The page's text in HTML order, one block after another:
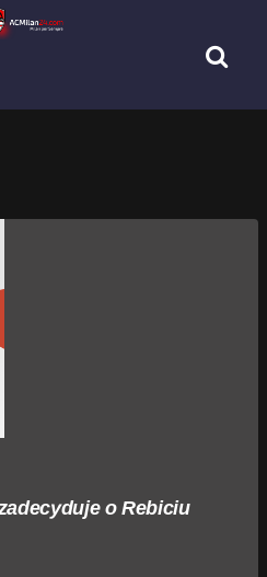
o Rebiciu